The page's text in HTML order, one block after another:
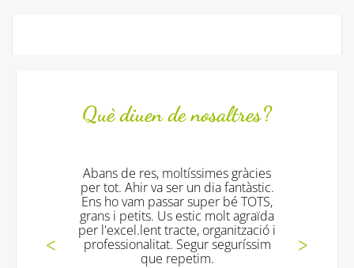
Què diuen de nosaltres?
Abans de res, moltíssimes gràcies
per tot. Ahir va ser un dia fantàstic.
Ens ho vam passar super bé TOTS,
grans i petits. Us estic molt agraïda
per l'excel.lent tracte, organització i
professionalitat. Segur seguríssim
que repetim.